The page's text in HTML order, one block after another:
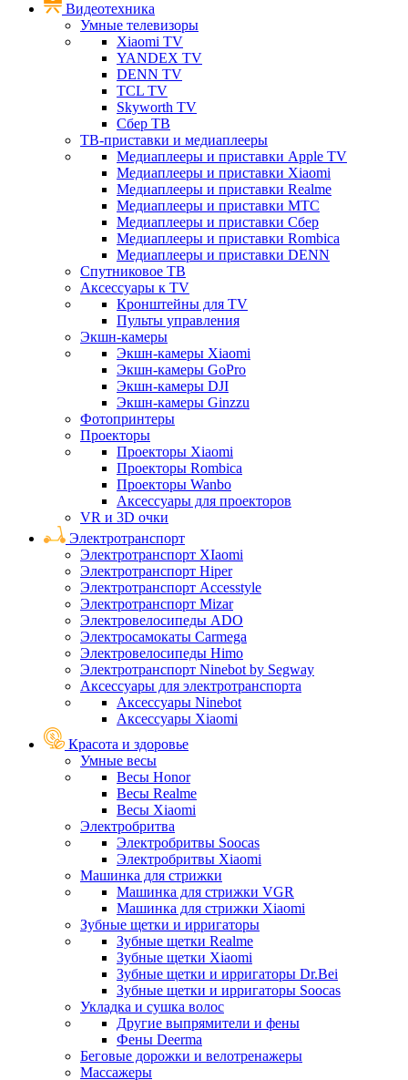
Видеотехника
Умные телевизоры
Xiaomi TV
YANDEX TV
DENN TV
TCL TV
Skyworth TV
Сбер ТВ
ТВ-приставки и медиаплееры
Медиаплееры и приставки Apple TV
Медиаплееры и приставки Xiaomi
Медиаплееры и приставки Realme
Медиаплееры и приставки МТС
Медиаплееры и приставки Сбер
Медиаплееры и приставки Rombica
Медиаплееры и приставки DENN
Спутниковое ТВ
Аксессуары к TV
Кронштейны для TV
Пульты управления
Экшн-камеры
Экшн-камеры Xiaomi
Экшн-камеры GoPro
Экшн-камеры DJI
Экшн-камеры Ginzzu
Фотопринтеры
Проекторы
Проекторы Xiaomi
Проекторы Rombica
Проекторы Wanbo
Аксессуары для проекторов
VR и 3D очки
Электротранспорт
Электротранспорт XIaomi
Электротранспорт Hiper
Электротранспорт Accesstyle
Электротранспорт Mizar
Электровелосипеды ADO
Электросамокаты Carmega
Электровелосипеды Himo
Электротранспорт Ninebot by Segway
Аксессуары для электротранспорта
Аксессуары Ninebot
Аксессуары Xiaomi
Красота и здоровье
Умные весы
Весы Honor
Весы Realme
Весы Xiaomi
Электробритва
Электробритвы Soocas
Электробритвы Xiaomi
Машинка для стрижки
Машинка для стрижки VGR
Машинка для стрижки Xiaomi
Зубные щетки и ирригаторы
Зубные щетки Realme
Зубные щетки Xiaomi
Зубные щетки и ирригаторы Dr.Bei
Зубные щетки и ирригаторы Soocas
Укладка и сушка волос
Другие выпрямители и фены
Фены Deerma
Беговые дорожки и велотренажеры
Массажеры